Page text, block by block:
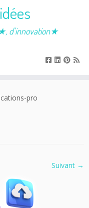
d'innovation★
pro
Suivant →